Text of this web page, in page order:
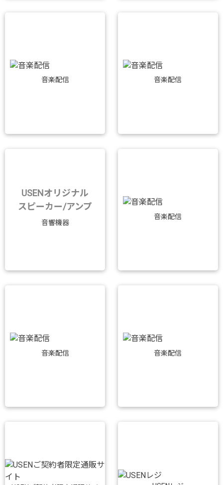
音楽配信 音楽配信
USENオリジナル
スピーカー/アンプ
音響機器
音楽配信
音楽配信 音楽配信